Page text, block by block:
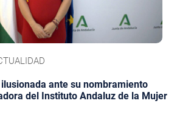
ante su nombramiento
del Instituto Andaluz de la Mujer